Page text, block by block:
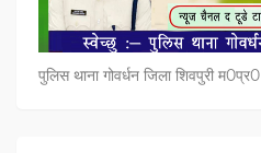
पुलिस थाना गोवर्धन जिला शिवपुरी म0प्र0